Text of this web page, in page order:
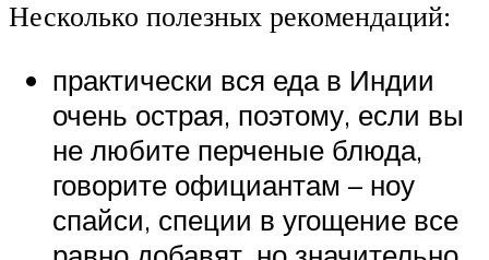
Несколько полезных рекомендаций:
практически вся еда в Индии
очень острая, поэтому, если вы
не любите перченые блюда,
говорите официантам – ноу
спайси, специи в угощение все